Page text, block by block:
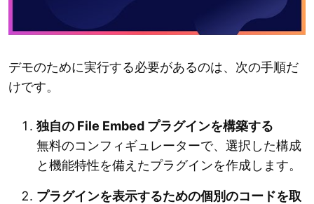
デモのために実行する必要があるのは、次の手順だ
けです。
独自の File Embed プラグインを構築する
無料のコンフィギュレーターで、選択した構成
と機能特性を備えたプラグインを作成します。
プラグインを表示するための個別のコードを取